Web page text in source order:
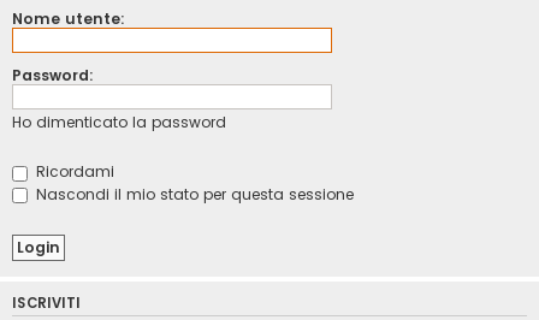
Nome utente:
Password:
Ho dimenticato la password
Ricordami
Nascondi il mio stato per questa sessione
ISCRIVITI